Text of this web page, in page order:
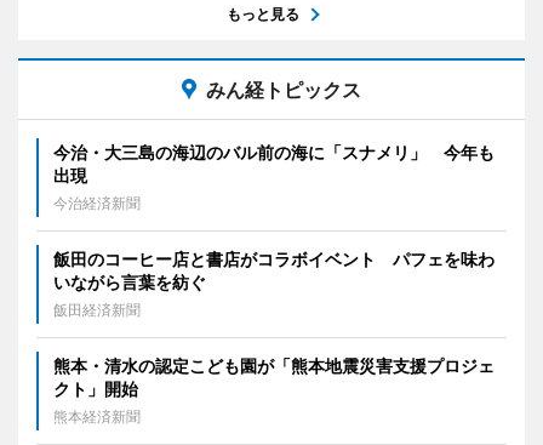
もっと見る
みん経トピックス
今治・大三島の海辺のバル前の海に「スナメリ」 今年も
出現
今治経済新聞
飯田のコーヒー店と書店がコラボイベント パフェを味わ
いながら言葉を紡ぐ
飯田経済新聞
熊本・清水の認定こども園が「熊本地震災害支援プロジェ
クト」開始
熊本経済新聞